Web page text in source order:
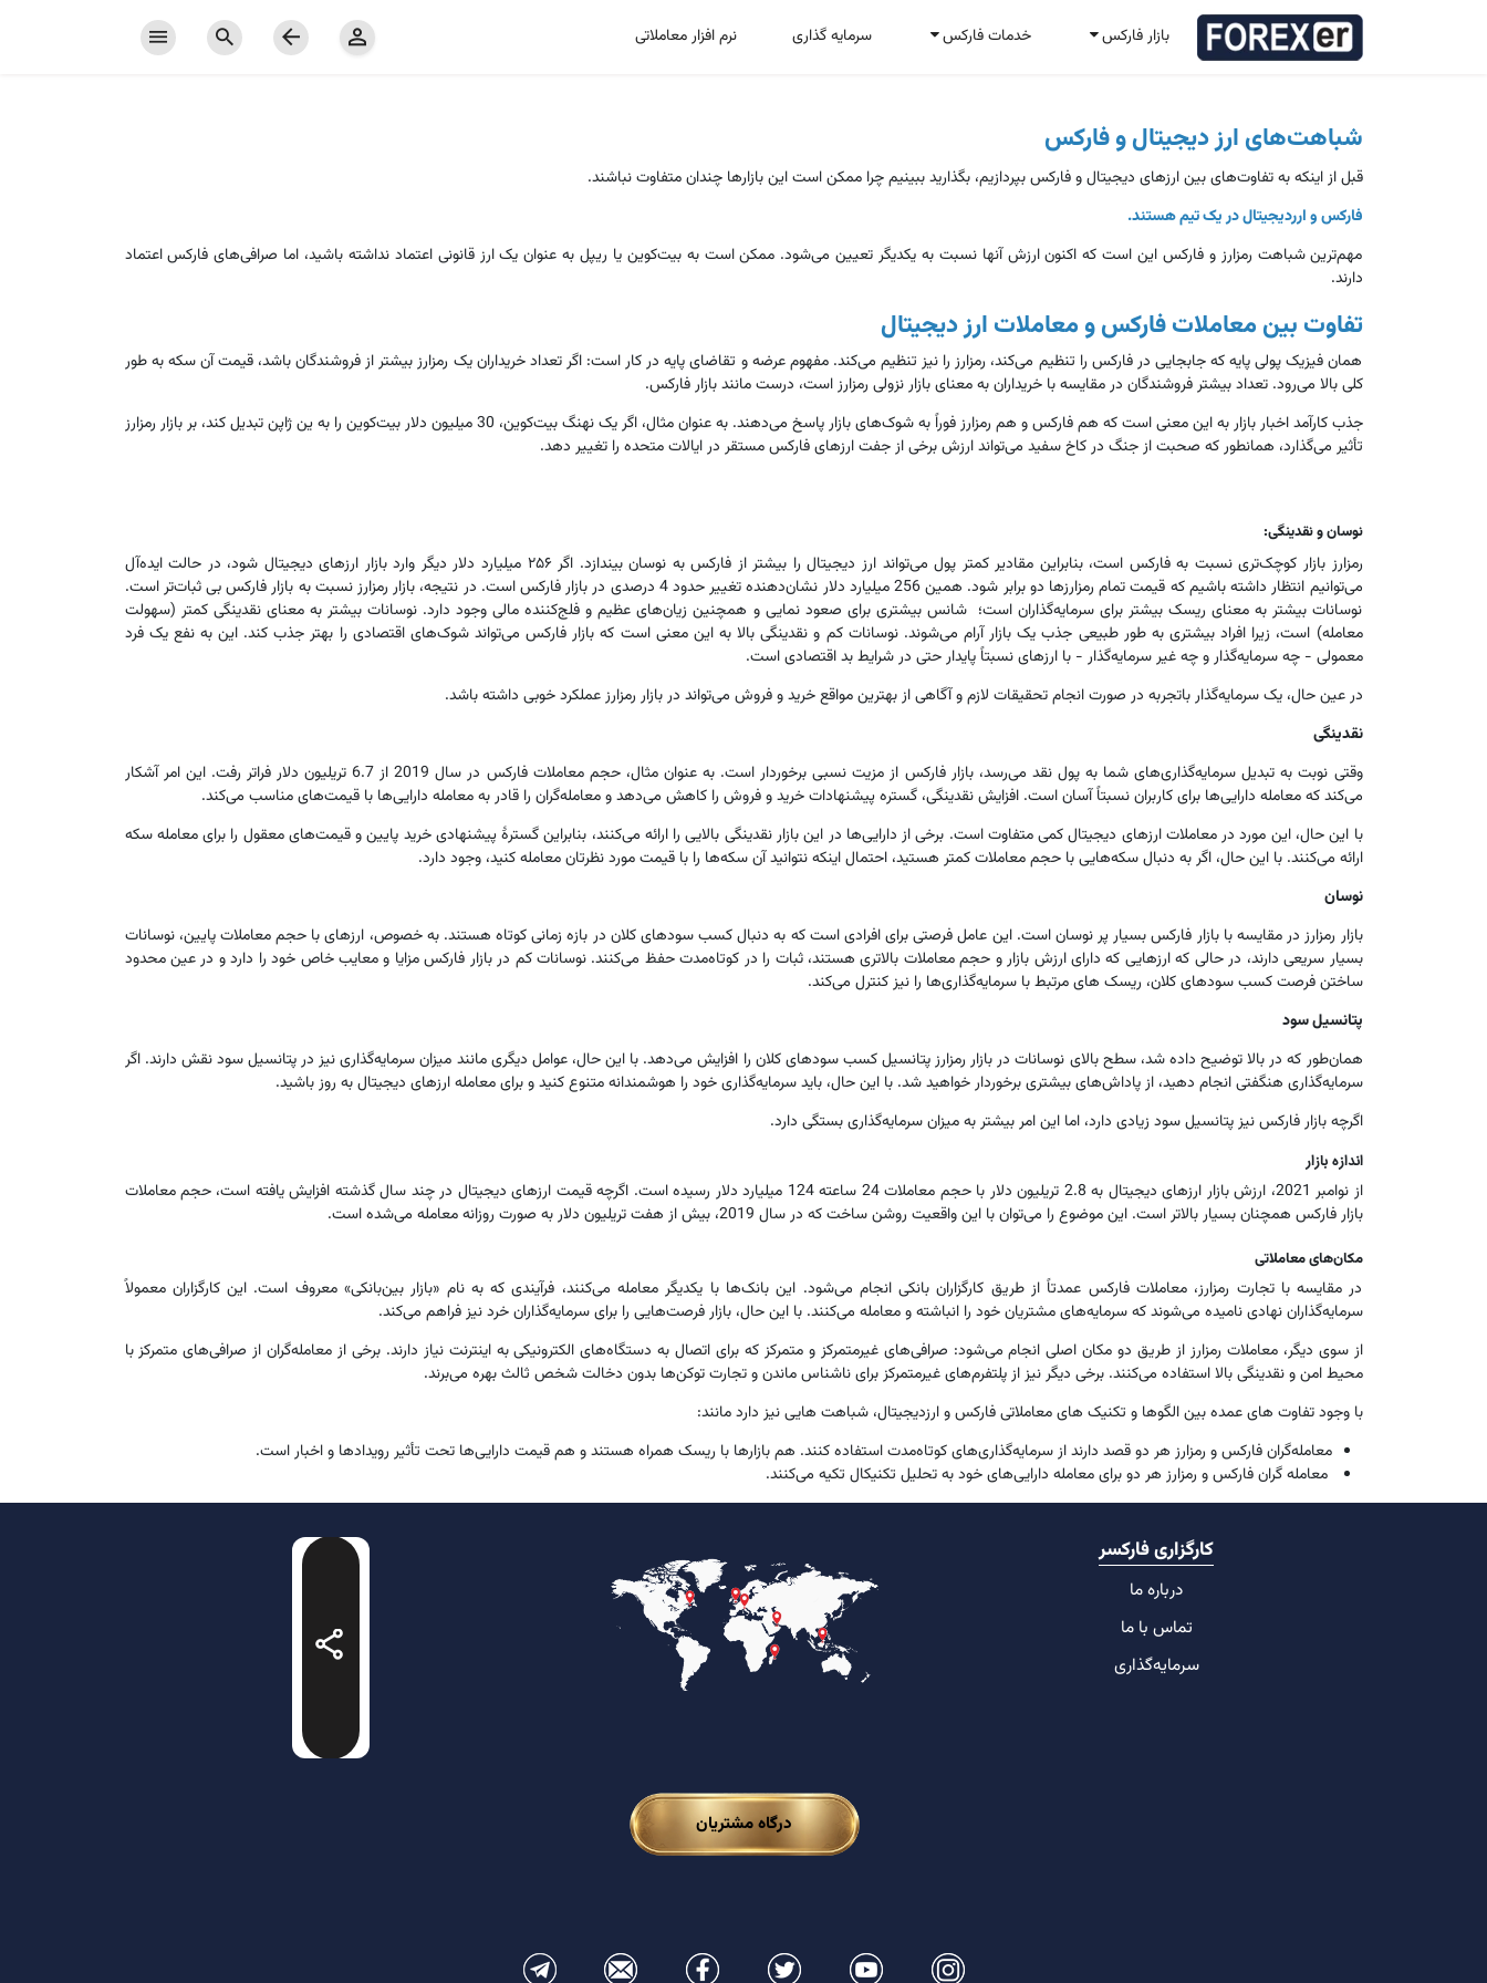
بازار فارکس خدمات فارکس سرمایه گذاری نرم افزار معاملاتی
شباهت‌های ارز دیجیتال و فارکس
قبل از اینکه به تفاوت‌های بین ارزهای دیجیتال و فارکس بپردازیم، بگذارید ببینیم چرا ممکن است این بازارها چندان متفاوت نباشند.
فارکس و ارردیجیتال در یک تیم هستند.
مهم‌ترین شباهت رمزارز و فارکس این است که اکنون ارزش آنها نسبت به یکدیگر تعیین می‌شود. ممکن است به بیت‌کوین یا ریپل به عنوان یک ارز قانونی اعتماد نداشته باشید، اما صرافی‌های فارکس اعتماد
دارند.
تفاوت بین معاملات فارکس و معاملات ارز دیجیتال
همان فیزیک پولی پایه که جابجایی در فارکس را تنظیم می‌کند، رمزارز را نیز تنظیم می‌کند. مفهوم عرضه و تقاضای پایه در کار است: اگر تعداد خریداران یک رمزارز بیشتر از فروشندگان باشد، قیمت آن سکه به طور
کلی بالا می‌رود. تعداد بیشتر فروشندگان در مقایسه با خریداران به معنای بازار نزولی رمزارز است، درست مانند بازار فارکس.
جذب کارآمد اخبار بازار به این معنی است که هم فارکس و هم رمزارز فوراً به شوک‌های بازار پاسخ می‌دهند. به عنوان مثال، اگر یک نهنگ بیت‌کوین، 30 میلیون دلار بیت‌کوین را به ین ژاپن تبدیل کند، بر بازار رمزارز
تأثیر می‌گذارد، همانطور که صحبت از جنگ در کاخ سفید می‌تواند ارزش برخی از جفت ارزهای فارکس مستقر در ایالات متحده را تغییر دهد.
نوسان و نقدینگی:
رمزارز بازار کوچک‌تری نسبت به فارکس است، بنابراین مقادیر کمتر پول می‌تواند ارز دیجیتال را بیشتر از فارکس به نوسان بیندازد. اگر ۲۵۶ میلیارد دلار دیگر وارد بازار ارزهای دیجیتال شود، در حالت ایده‌آل
می‌توانیم انتظار داشته باشیم که قیمت تمام رمزارزها دو برابر شود. همین 256 میلیارد دلار نشان‌دهنده تغییر حدود 4 درصدی در بازار فارکس است. در نتیجه، بازار رمزارز نسبت به بازار فارکس بی ثبات‌تر است.
نوسانات بیشتر به معنای ریسک بیشتر برای سرمایه‌گذاران است؛ شانس بیشتری برای صعود نمایی و همچنین زیان‌های عظیم و فلج‌کننده مالی وجود دارد. نوسانات بیشتر به معنای نقدینگی کمتر (سهولت
معامله) است، زیرا افراد بیشتری به طور طبیعی جذب یک بازار آرام می‌شوند. نوسانات کم و نقدینگی بالا به این معنی است که بازار فارکس می‌تواند شوک‌های اقتصادی را بهتر جذب کند. این به نفع یک فرد
معمولی - چه سرمایه‌گذار و چه غیر سرمایه‌گذار - با ارزهای نسبتاً پایدار حتی در شرایط بد اقتصادی است.
در عین حال، یک سرمایه‌گذار باتجربه در صورت انجام تحقیقات لازم و آگاهی از بهترین مواقع خرید و فروش می‌تواند در بازار رمزارز عملکرد خوبی داشته باشد.
نقدینگی
وقتی نوبت به تبدیل سرمایه‌گذاری‌های شما به پول نقد می‌رسد، بازار فارکس از مزیت نسبی برخوردار است. به عنوان مثال، حجم معاملات فارکس در سال 2019 از 6.7 تریلیون دلار فراتر رفت. این امر آشکار
می‌کند که معامله دارایی‌ها برای کاربران نسبتاً آسان است. افزایش نقدینگی، گستره پیشنهادات خرید و فروش را کاهش می‌دهد و معامله‌گران را قادر به معامله دارایی‌ها با قیمت‌های مناسب می‌کند.
با این حال، این مورد در معاملات ارزهای دیجیتال کمی متفاوت است. برخی از دارایی‌ها در این بازار نقدینگی بالایی را ارائه می‌کنند، بنابراین گسترۀ پیشنهادی خرید پایین و قیمت‌های معقول را برای معامله سکه
ارائه می‌کنند. با این حال، اگر به دنبال سکه‌هایی با حجم معاملات کمتر هستید، احتمال اینکه نتوانید آن سکه‌ها را با قیمت مورد نظرتان معامله کنید، وجود دارد.
نوسان
بازار رمزارز در مقایسه با بازار فارکس بسیار پر نوسان است. این عامل فرصتی برای افرادی است که به دنبال کسب سودهای کلان در بازه زمانی کوتاه هستند. به خصوص، ارزهای با حجم معاملات پایین، نوسانات
بسیار سریعی دارند، در حالی که ارزهایی که دارای ارزش بازار و حجم معاملات بالاتری هستند، ثبات را در کوتاه‌مدت حفظ می‌کنند. نوسانات کم در بازار فارکس مزایا و معایب خاص خود را دارد و در عین محدود
ساختن فرصت کسب سودهای کلان، ریسک های مرتبط با سرمایه‌گذاری‌ها را نیز کنترل می‌کند.
پتانسیل سود
همان‌طور که در بالا توضیح داده شد، سطح بالای نوسانات در بازار رمزارز پتانسیل کسب سودهای کلان را افزایش می‌دهد. با این حال، عوامل دیگری مانند میزان سرمایه‌گذاری نیز در پتانسیل سود نقش دارند. اگر
سرمایه‌گذاری هنگفتی انجام دهید، از پاداش‌های بیشتری برخوردار خواهید شد. با این حال، باید سرمایه‌گذاری خود را هوشمندانه متنوع کنید و برای معامله ارزهای دیجیتال به روز باشید.
اگرچه بازار فارکس نیز پتانسیل سود زیادی دارد، اما این امر بیشتر به میزان سرمایه‌گذاری بستگی دارد.
اندازه بازار
از نوامبر 2021، ارزش بازار ارزهای دیجیتال به 2.8 تریلیون دلار با حجم معاملات 24 ساعته 124 میلیارد دلار رسیده است. اگرچه قیمت ارزهای دیجیتال در چند سال گذشته افزایش یافته است، حجم معاملات
بازار فارکس همچنان بسیار بالاتر است. این موضوع را می‌توان با این واقعیت روشن ساخت که در سال 2019، بیش از هفت تریلیون دلار به صورت روزانه معامله می‌شده است.
مکان‌های معاملاتی
در مقایسه با تجارت رمزارز، معاملات فارکس عمدتاً از طریق کارگزاران بانکی انجام می‌شود. این بانک‌ها با یکدیگر معامله می‌کنند، فرآیندی که به نام «بازار بین‌بانکی» معروف است. این کارگزاران معمولاً
سرمایه‌گذاران نهادی نامیده می‌شوند که سرمایه‌های مشتریان خود را انباشته و معامله می‌کنند. با این حال، بازار فرصت‌هایی را برای سرمایه‌گذاران خرد نیز فراهم می‌کند.
از سوی دیگر، معاملات رمزارز از طریق دو مکان اصلی انجام می‌شود: صرافی‌های غیرمتمرکز و متمرکز که برای اتصال به دستگاه‌های الکترونیکی به اینترنت نیاز دارند. برخی از معامله‌گران از صرافی‌های متمرکز با
محیط امن و نقدینگی بالا استفاده می‌کنند. برخی دیگر نیز از پلتفرم‌های غیرمتمرکز برای ناشناس ماندن و تجارت توکن‌ها بدون دخالت شخص ثالث بهره می‌برند.
با وجود تفاوت های عمده بین الگوها و تکنیک های معاملاتی فارکس و ارزدیجیتال، شباهت هایی نیز دارد مانند:
معامله‌گران فارکس و رمزارز هر دو قصد دارند از سرمایه‌گذاری‌های کوتاه‌مدت استفاده کنند. هم بازارها با ریسک همراه هستند و هم قیمت دارایی‌ها تحت تأثیر رویدادها و اخبار است.
معامله گران فارکس و رمزارز هر دو برای معامله دارایی‌های خود به تحلیل تکنیکال تکیه می‌کنند.
کارگزاری فارکسر
درباره ما
تماس با ما
سرمایه‌گذاری
درگاه مشتریان
خانه